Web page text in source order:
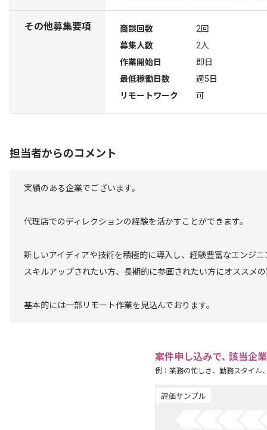
その他募集要項 商談回数
2回
募集人数
2人
作業開始日
即日
最低稼働日数
週5日
リモートワーク
可
担当者からのコメント
実績のある企業でございます。
代理店でのディレクションの経験を活かすことができます。
新しいアイディアや技術を積極的に導入し、経験豊富なエンジ
スキルアップされたい方、長期的に参画されたい方にオススメ
基本的には一部リモート作業を見込んでおります。
案件申し込みで､ 該当企
例：業務の忙しさ、勤務スタイル